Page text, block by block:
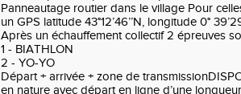
Panneautage routier dans le village Pour
un GPS latitude 43°12’46’’N, longitude 0°
Après un échauffement collectif 2 épreuves
1 - BIATHLON
2 - YO-YO
Départ + arrivée + zone de
en nature avec départ en ligne d’une